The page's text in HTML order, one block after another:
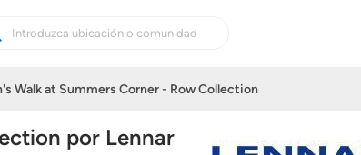
Walk at Summers Corner - Row Collection
por Lennar